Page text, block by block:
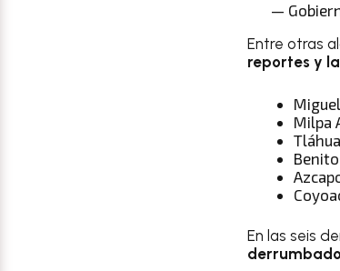
—
Entre otras
reportes y
Milpa
En las seis